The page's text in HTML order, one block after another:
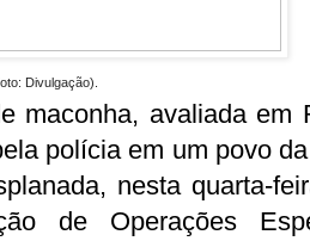
Divulgação).
maconha, avaliada em
polícia em um povo
nesta quarta-
de Operações